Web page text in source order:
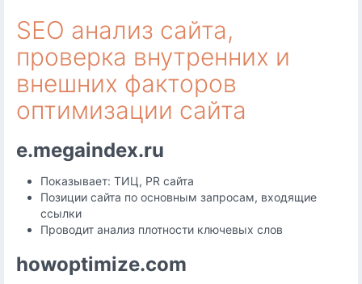
SEO анализ сайта,
проверка внутренних и
внешних факторов
оптимизации сайта
e.megaindex.ru
Показывает: ТИЦ, PR сайта
Позиции сайта по основным запросам, входящие
ссылки
Проводит анализ плотности ключевых слов
howoptimize.com